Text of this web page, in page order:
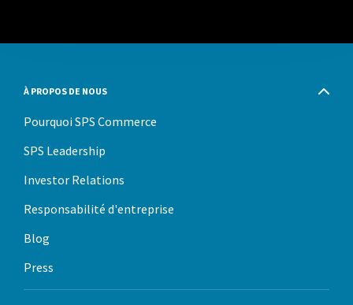
À PROPOS DE NOUS
Pourquoi SPS Commerce
SPS Leadership
Investor Relations
Responsabilité d'entreprise
Blog
Press